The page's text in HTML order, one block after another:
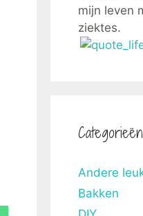
mijn leven
ziektes.
Categorieën
Andere
Bakken